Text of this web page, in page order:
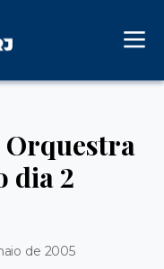
Orquestra
dia 2
de 2005